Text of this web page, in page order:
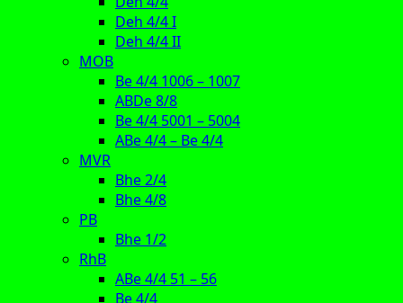
Deh 4/4 I
Deh 4/4 II
MOB
Be 4/4 1006 – 1007
ABDe 8/8
Be 4/4 5001 – 5004
ABe 4/4 – Be 4/4
MVR
Bhe 2/4
Bhe 4/8
PB
Bhe 1/2
RhB
ABe 4/4 51 – 56
Be 4/4